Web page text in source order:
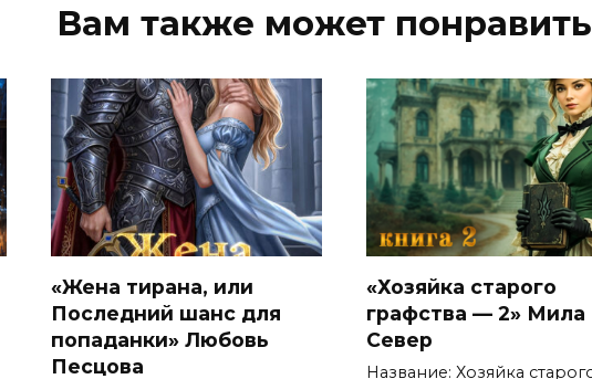
Вам также может
«Жена тирана, или
Последний шанс для
попаданки» Любовь
Песцова
«Хозяйка старого
графства — 2» Мила
Север
Название: Хозяйка